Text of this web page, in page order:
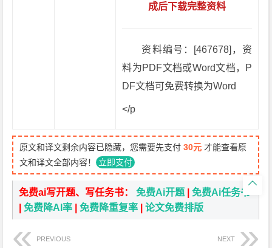
成后下载完整资料
资料编号：[467678]，资
料为PDF文档或Word文档，P
DF文档可免费转换为Word
</p
原文和译文剩余内容已隐藏，您需要先支付30元 才能查看原
文和译文全部内容！ 立即支付
免费ai写开题、写任务书：免费Ai开题 |免费Ai任务书
|免费降AI率 |免费降重复率 |论文免费排版
PREVIOUS NEXT
